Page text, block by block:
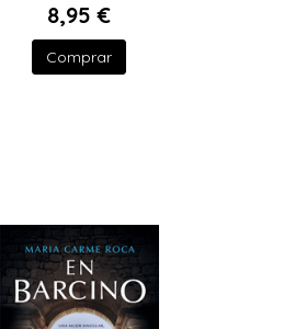
8,95 €
Comprar